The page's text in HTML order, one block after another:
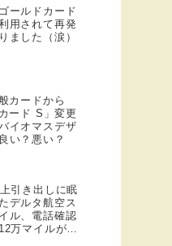
ールドカード
用されて再発
ました（涙）
カードから
ード S」変更
イオマスデザ
い？悪い？
引き出しに眠
デルタ航空ス
ル、電話確認
万マイルが今